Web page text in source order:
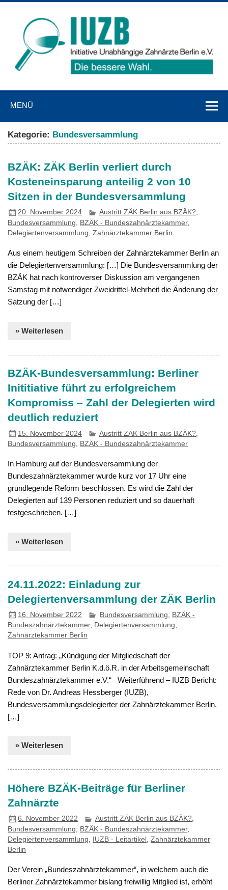
Zum
MENÜ
Kategorie: Bundesversammlung
BZÄK: ZÄK Berlin verliert durch
Kosteneinsparung anteilig 2 von 10
Sitzen in der Bundesversammlung
20. November 2024 Austritt ZÄK Berlin aus BZÄK?,
Bundesversammlung
BZÄK - Bundeszahnärztekammer,
Delegiertenversammlung ,Zahnärztekammer Berlin
Aus einem heutigem Schreiben der Zahnärztekammer Berlin an
die Delegiertenversammlung: […] Die Bundesversammlung der
BZÄK hat nach kontroverser Diskussion am vergangenen
Samstag mit notwendiger Zweidrittel-Mehrheit die Änderung der
Satzung der […]
» Weiterlesen
BZÄK-Bundesversammlung: Berliner
Inititiative führt zu erfolgreichem
Kompromiss – Zahl der Delegierten wird
deutlich reduziert
15. November 2024 Austritt ZÄK Berlin aus BZÄK?
Bundesversammlung
BZÄK - Bundeszahnärztekammer
In Hamburg auf der Bundesversammlung der
Bundeszahnärztekammer wurde kurz vor 17 Uhr eine
grundlegende Reform beschlossen. Es wird die Zahl der
Delegierten auf 139 Personen reduziert und so dauerhaft
festgeschrieben. […]
» Weiterlesen
24.11.2022: Einladung zur
Delegiertenversammlung der ZÄK Berlin
16. November 2022 Bundesversammlung
BZÄK -
Bundeszahnärztekammer, Delegiertenversammlung,
Zahnärztekammer Berlin
TOP 9: Antrag: „Kündigung der Mitgliedschaft der
Zahnärztekammer Berlin K.d.ö.R. in der Arbeitsgemeinschaft
Bundeszahnärztekammer e.V.“ Weiterführend – IUZB Bericht:
Rede von Dr. Andreas Hessberger (IUZB),
Bundesversammlungsdelegierter der Zahnärztekammer Berlin,
[…]
» Weiterlesen
Höhere BZÄK-Beiträge für Berliner
Zahnärzte
6. November 2022 Austritt ZÄK Berlin aus BZÄK?,
Bundesversammlung
BZÄK - Bundeszahnärztekammer,
Delegiertenversammlung
IUZB - Leitartikel ,Zahnärztekammer
Berlin
Der Verein „Bundeszahnärztekammer“, in welchem auch die
Berliner Zahnärztekammer bislang freiwillig Mitglied ist, erhöht